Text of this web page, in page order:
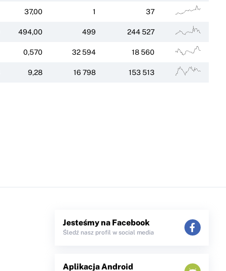
37,00 1 37
494,00 499 244 527
0,570 32 594 18 560
9,28 16 798 153 513
Jesteśmy na Facebook
Śledź nasz profil w social media
Aplikacja Android